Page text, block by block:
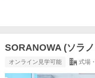
SORANOWA (ソラ
オンライン見学可能 式場